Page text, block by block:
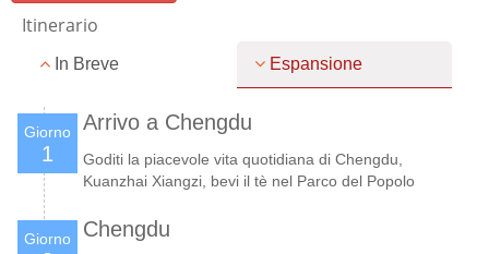
Itinerario
In Breve Espansione
Giorno
1
Arrivo a Chengdu
Goditi la piacevole vita quotidiana di Chengdu,
Kuanzhai Xiangzi, bevi il tè nel Parco del Popolo
Giorno Chengdu